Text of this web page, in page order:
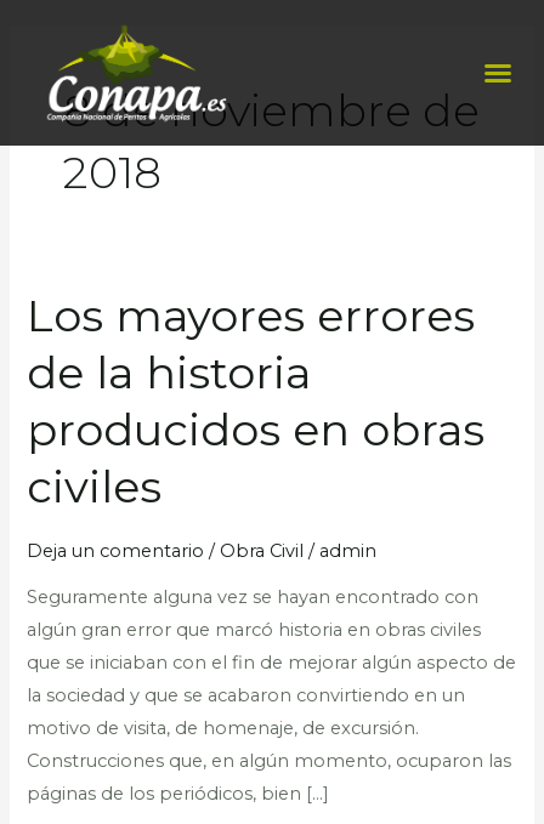
contenido
8 de noviembre de
2018
Los mayores errores
de la historia
producidos en obras
civiles
Deja un comentario / Obra Civil / admin
Seguramente alguna vez se hayan encontrado con
algún gran error que marcó historia en obras civiles
que se iniciaban con el fin de mejorar algún aspecto de
la sociedad y que se acabaron convirtiendo en un
motivo de visita, de homenaje, de excursión.
Construcciones que, en algún momento, ocuparon las
páginas de los periódicos, bien […]
Los
mayores
errores
la
historia
producidos
obras
civiles